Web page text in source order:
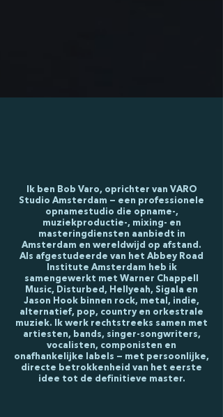
Ik ben Bob Varo, oprichter van VARO
Studio Amsterdam — een professionele
opnamestudio die opname-,
muziekproductie-, mixing- en
masteringdiensten aanbiedt in
Amsterdam en wereldwijd op afstand.
Als afgestudeerde van het Abbey Road
Institute Amsterdam heb ik
samengewerkt met Warner Chappell
Music, Disturbed, Hellyeah, Sigala en
Jason Hook binnen rock, metal, indie,
alternatief, pop, country en orkestrale
muziek. Ik werk rechtstreeks samen met
artiesten, bands, singer-songwriters,
vocalisten, componisten en
onafhankelijke labels — met persoonlijke,
directe betrokkenheid van het eerste
idee tot de definitieve master.